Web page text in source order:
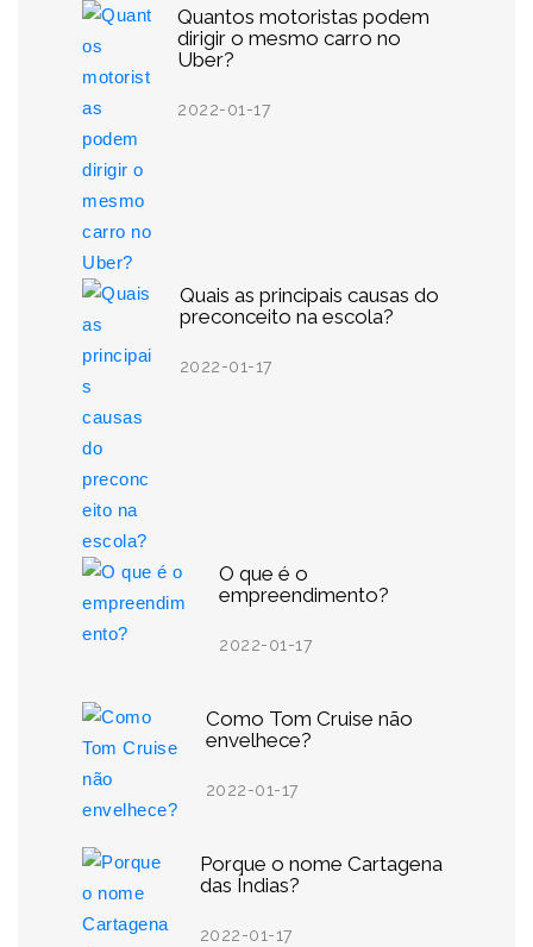
Quantos motoristas podem
dirigir o mesmo carro no
Uber?
2022-01-17
Quais as principais causas do
preconceito na escola?
2022-01-17
O que é o
empreendimento?
2022-01-17
Como Tom Cruise não
envelhece?
2022-01-17
Porque o nome Cartagena
das Índias?
2022-01-17